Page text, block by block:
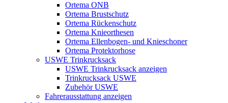
Ortema ONB
Ortema Brustschutz
Ortema Rückenschutz
Ortema Knieorthesen
Ortema Ellenbogen- und Knieschoner
Ortema Protektorhose
USWE Trinkrucksack
USWE Trinkrucksack anzeigen
Trinkrucksack USWE
Zubehör USWE
Fahrerausstattung anzeigen